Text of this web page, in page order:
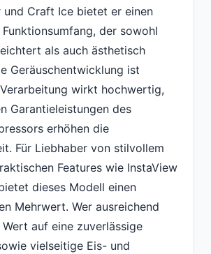
Craft Ice bietet er einen
der sowohl
als auch ästhetisch
Geräuschentwicklung ist
wirkt hochwertig,
Garantieleistungen des
erhöhen die
Für Liebhaber von stilvollem
Features wie InstaView
dieses Modell einen
Mehrwert. Wer ausreichend
auf eine zuverlässige
vielseitige Eis- und